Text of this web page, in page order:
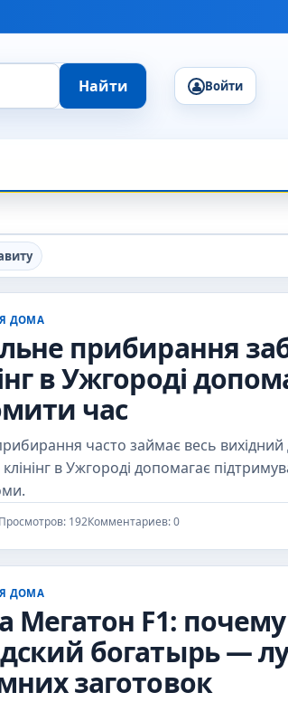
Найти Войти
ДОМА
прибирання
в Ужгороді
час
часто займає весь
в Ужгороді допомагає
192Комментариев: 0
ДОМА
Мегатон F1:
богатырь —
заготовок